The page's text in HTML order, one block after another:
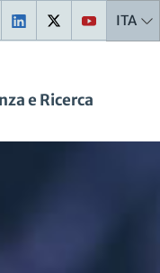
ITA
e Ricerca